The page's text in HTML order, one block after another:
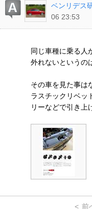
ベンリデス
06 23:53
同じ車種に乗る人
外れないというの
その車を見た事は
ラスチックリベッ
リーなどで引き上
< 前